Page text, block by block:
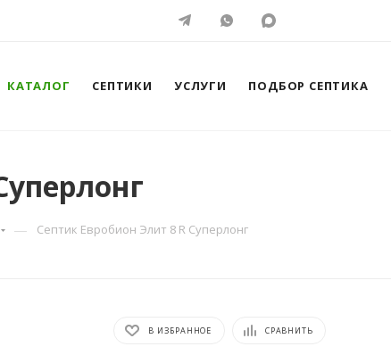
КАТАЛОГ СЕПТИКИ УСЛУГИ ПОДБОР СЕПТИКА
— Септик Евробион Элит 8 R Суперлонг
В ИЗБРАННОЕ СРАВНИТЬ